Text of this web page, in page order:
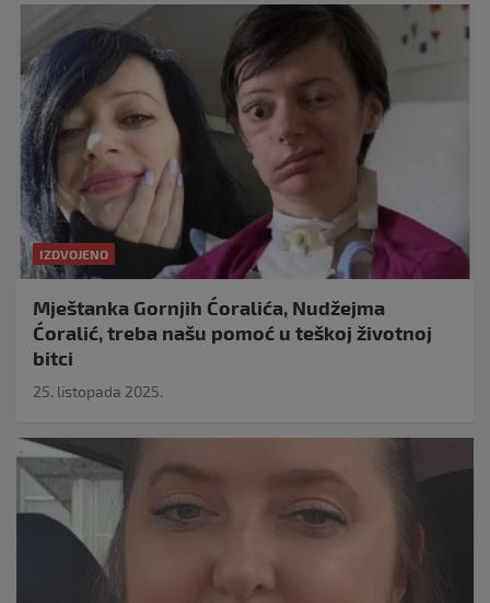
IZDVOJENO
Mještanka Gornjih Ćoralića, Nudžejma
Ćoralić, treba našu pomoć u teškoj životnoj
bitci
25. listopada 2025.